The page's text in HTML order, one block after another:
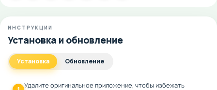
ИНСТРУКЦИИ
Установка и обновление
Установка Обновление
Удалите оригинальное приложение, чтобы избежать